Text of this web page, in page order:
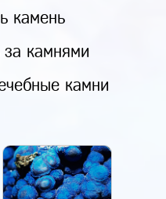
камень
за камнями
камни